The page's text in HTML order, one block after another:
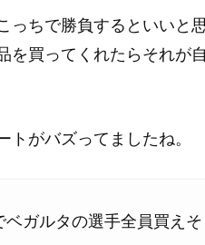
っちで勝負するといいと
を買ってくれたらそれが
がバズってましたね。
ガルタの選手全員買えそ